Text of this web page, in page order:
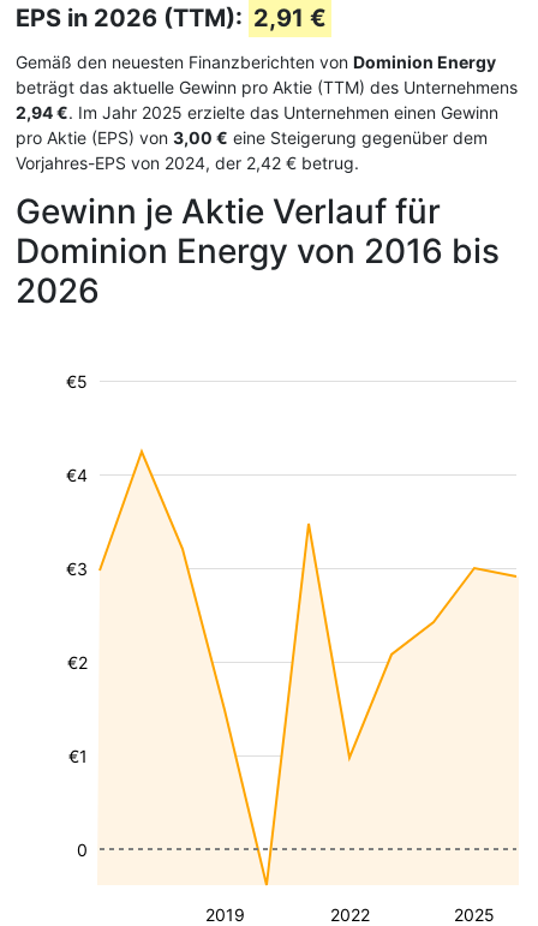
EPS in 2026 (TTM): 2,91 €
Gemäß den neuesten Finanzberichten von Dominion Energy
beträgt das aktuelle Gewinn pro Aktie (TTM) des Unternehmens
2,94 €. Im Jahr 2025 erzielte das Unternehmen einen Gewinn
pro Aktie (EPS) von 3,00 € eine Steigerung gegenüber dem
Vorjahres-EPS von 2024, der 2,42 € betrug.
Gewinn je Aktie Verlauf für
Dominion Energy von 2016 bis
2026
2019 2022 2025
€1
€2
€3
€4
€5
0